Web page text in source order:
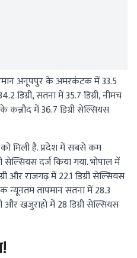
अनूपपुर के अमरकंटक में 33.5
डिग्री, सतना में 35.7 डिग्री, नीमच
में 36.7 डिग्री सेल्सियस
मिली है. प्रदेश में सबसे कम
सेल्सियस दर्ज किया गया. भोपाल में
और राजगढ़ में 22.1 डिग्री सेल्सियस
न्यूनतम तापमान सतना में 28.3
और खजुराहो में 28 डिग्री सेल्सियस